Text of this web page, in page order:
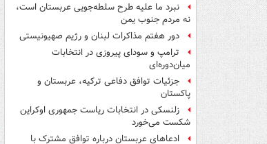
نبرد ما علیه طرح سلطه‌جویی عربستان است،
نه مردم جنوب یمن
دور هفتم مذاکرات لبنان و رژیم صهیونیستی
ترامپ و سودای پیروزی در انتخابات
میان‌دوره‌ای
جزئیات توافق دفاعی ترکیه، عربستان و
پاکستان
زلنسکی در انتخابات ریاست جمهوری اوکراین
شکست می‌خورد
ادعاهای عربستان درباره توافق مشترک با